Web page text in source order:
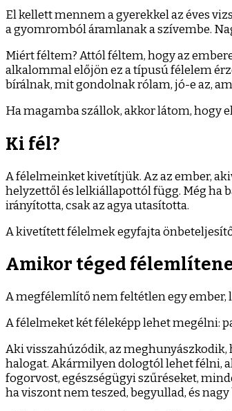
El kellett mennem a gyerekkel az éves
a gyomromból áramlanak a szívembe.
Miért féltem? Attól féltem, hogy az
alkalommal előjön ez a típusú félelem
bírálnak, mit gondolnak rólam, jó-e az,
Ha magamba szállok, akkor látom, hogy
Ki fél?
A félelmeinket kivetítjük. Az az ember,
helyzettől és lelkiállapottól függ. Még ha
irányította, csak az agya utasította.
A kivetített félelmek egyfajta
Amikor téged
A megfélemlítő nem feltétlen egy ember,
A félelmeket két féleképp lehet megélni:
Aki visszahúzódik, az meghunyászkodik,
halogat. Akármilyen dologtól lehet félni,
fogorvost, egészségügyi szűréseket,
ha viszont nem teszed, begyullad, és